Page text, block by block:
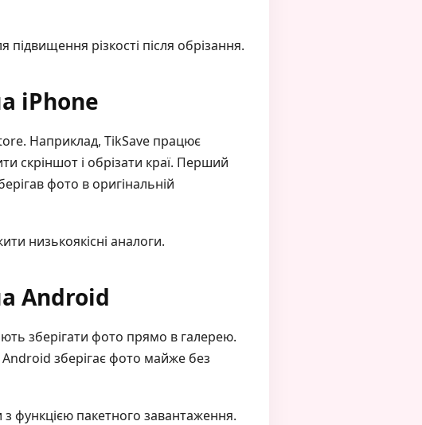
різкості після обрізання.
iPhone
Наприклад, TikSave працює
скріншот і обрізати краї. Перший
фото в оригінальній
низькоякісні аналоги.
Android
зберігати фото прямо в галерею.
Android зберігає фото майже без
функцією пакетного завантаження.